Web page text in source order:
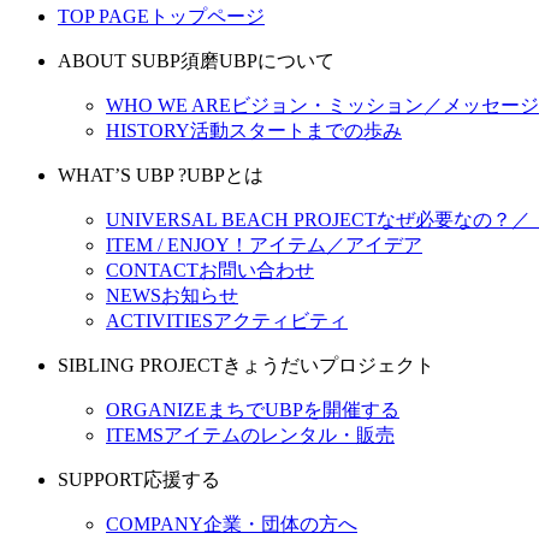
TOP PAGE トップページ
ABOUT SUBP須磨UBPについて
WHO WE ARE ビジョン・ミッション／メッセージ
HISTORY活動スタートまでの歩み
WHAT’S UBP ?UBPとは
UNIVERSAL BEACH PROJECTなぜ必要なの？／
ITEM / ENJOY！ アイテム／アイデア
CONTACTお問い合わせ
NEWSお知らせ
ACTIVITIESアクティビティ
SIBLING PROJECTきょうだいプロジェクト
ORGANIZE まちでUBPを開催する
ITEMSアイテムのレンタル・販売
SUPPORT応援する
COMPANY企業・団体の方へ